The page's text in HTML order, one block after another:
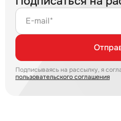
E-mail*
Подписываясь на рассылку, я
пользовательского соглашения